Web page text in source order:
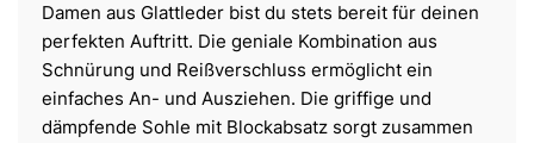
Damen aus Glattleder bist du stets bereit für deinen
perfekten Auftritt. Die geniale Kombination aus
Schnürung und Reißverschluss ermöglicht ein
einfaches An- und Ausziehen. Die griffige und
dämpfende Sohle mit Blockabsatz sorgt zusammen